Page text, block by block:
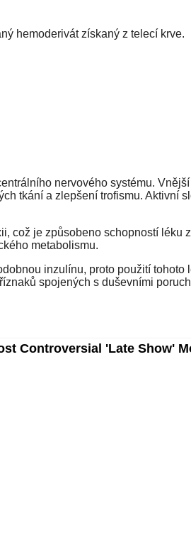
hemoderivát získaný z telecí krve.
nervového systému.
tkání a zlepšení trofismu. Aktivní
což je způsobeno schopností léku
metabolismu.
inzulínu, proto použití tohoto
spojených s duševními